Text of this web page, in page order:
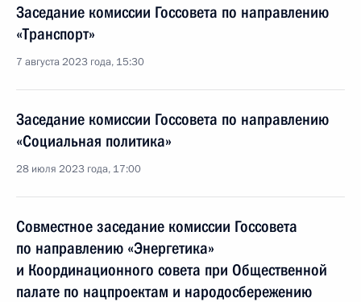
Заседание комиссии Госсовета по направлению
«Транспорт»
7 августа 2023 года, 15:30
Заседание комиссии Госсовета по направлению
«Социальная политика»
28 июля 2023 года, 17:00
Совместное заседание комиссии Госсовета
по направлению «Энергетика»
и Координационного совета при Общественной
палате по нацпроектам и народосбережению